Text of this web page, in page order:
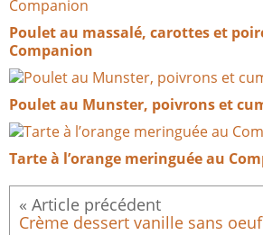
Poulet au massalé, carottes et
Companion
Poulet au Munster, poivrons et
Tarte à l’orange meringuée au